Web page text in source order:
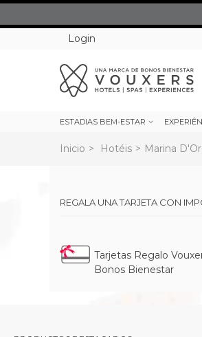
Login
ESTADIAS BEM-ESTAR
Inicio > Hotéis > Marina D'Or
REGALA UNA TARJETA CON
Tarjetas Regalo
Bonos Bienestar